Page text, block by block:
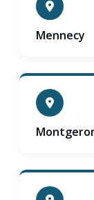
Mennecy